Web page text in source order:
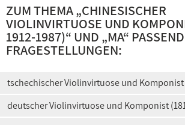
ZUM THEMA „CHINESISCHER
VIOLINVIRTUOSE UND
1912-1987)“ UND „MA“
FRAGESTELLUNGEN:
tschechischer Violinvirtuose und Komponist
deutscher Violinvirtuose und Komponist